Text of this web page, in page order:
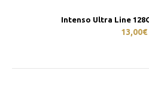
Intenso Ultra Line
13,00€